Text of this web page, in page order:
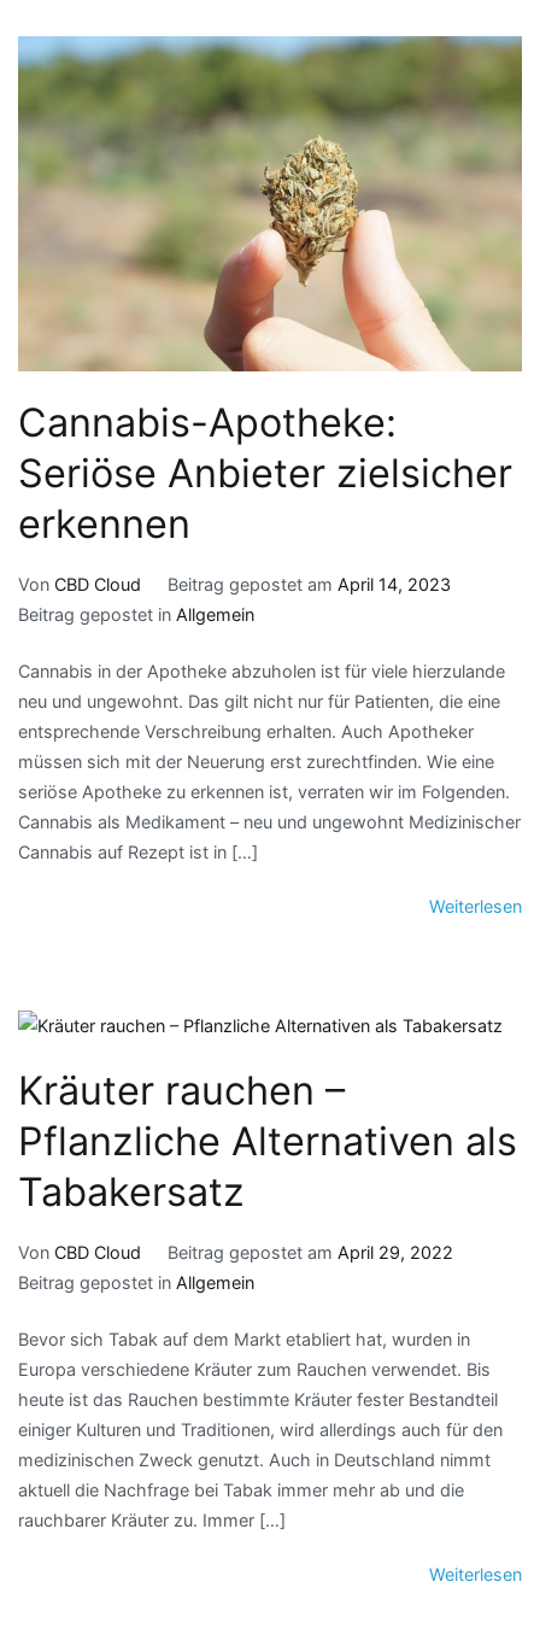
Cannabis-Apotheke:
Seriöse Anbieter zielsicher
erkennen
Von CBD Cloud Beitrag gepostet am April 14, 2023
Beitrag gepostet in Allgemein
Cannabis in der Apotheke abzuholen ist für viele hierzulande
neu und ungewohnt. Das gilt nicht nur für Patienten, die eine
entsprechende Verschreibung erhalten. Auch Apotheker
müssen sich mit der Neuerung erst zurechtfinden. Wie eine
seriöse Apotheke zu erkennen ist, verraten wir im Folgenden.
Cannabis als Medikament – neu und ungewohnt Medizinischer
Cannabis auf Rezept ist in […]
Weiterlesen
Kräuter rauchen –
Pflanzliche Alternativen als
Tabakersatz
Von CBD Cloud Beitrag gepostet am April 29, 2022
Beitrag gepostet in Allgemein
Bevor sich Tabak auf dem Markt etabliert hat, wurden in
Europa verschiedene Kräuter zum Rauchen verwendet. Bis
heute ist das Rauchen bestimmte Kräuter fester Bestandteil
einiger Kulturen und Traditionen, wird allerdings auch für den
medizinischen Zweck genutzt. Auch in Deutschland nimmt
aktuell die Nachfrage bei Tabak immer mehr ab und die
rauchbarer Kräuter zu. Immer […]
Weiterlesen